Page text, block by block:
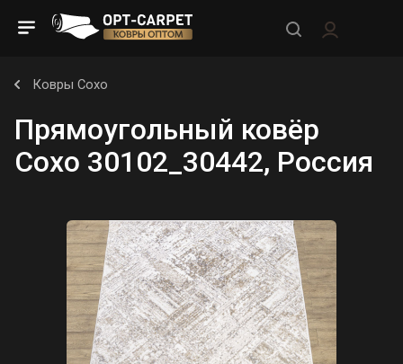
Ковры Сохо
Прямоугольный ковёр
Сохо 30102_30442, Россия